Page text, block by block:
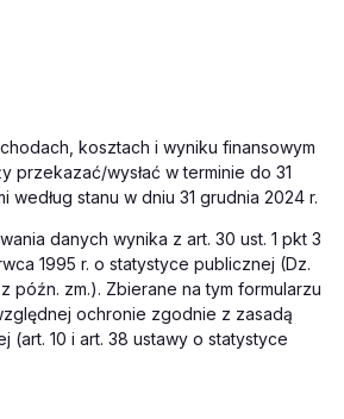
kosztach i wyniku finansowym
przekazać/wysłać w terminie do 31
według stanu w dniu 31 grudnia 2024 r.
danych wynika z art. 30 ust. 1 pkt 3
1995 r. o statystyce publicznej (Dz.
późn. zm.). Zbierane na tym formularzu
ochronie zgodnie z zasadą
(art. 10 i art. 38 ustawy o statystyce